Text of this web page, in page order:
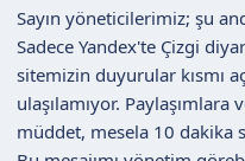
a
t
a
r
i
Sayın yöneticilerimiz; şu
Sadece Yandex'te Çizgi
sitemizin duyurular kısmı
ulaşılamıyor. Paylaşımlara
müddet, mesela 10 dakika